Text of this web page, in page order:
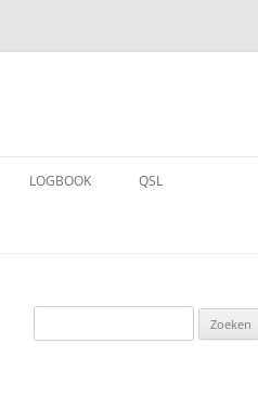
LOGBOOK QSL
naar: